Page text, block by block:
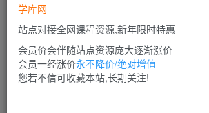
立即购买
您当前未登录！建议登陆后购
学库网
站点对接全网课程资源,新年限时特惠
会员价会伴随站点资源庞大逐渐涨价
会员一经涨价永不降价/绝对增值
您若不信可收藏本站,长期关注!